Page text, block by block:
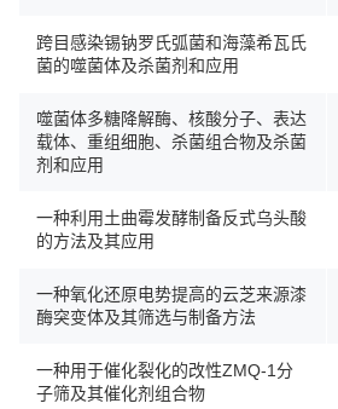
跨目感染锡钠罗氏弧菌和海藻希瓦氏
菌的噬菌体及杀菌剂和应用
噬菌体多糖降解酶、核酸分子、表达
载体、重组细胞、杀菌组合物及杀菌
剂和应用
一种利用土曲霉发酵制备反式乌头酸
的方法及其应用
一种氧化还原电势提高的云芝来源漆
酶突变体及其筛选与制备方法
一种用于催化裂化的改性ZMQ-1分
子筛及其催化剂组合物